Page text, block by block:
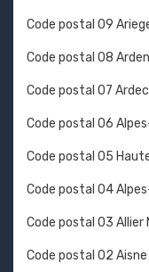
Code postal 09
Code postal 08
Code postal 07
Code postal 06
Code postal 05
Code postal 04
Code postal 03 Allier
Code postal 02 Aisne